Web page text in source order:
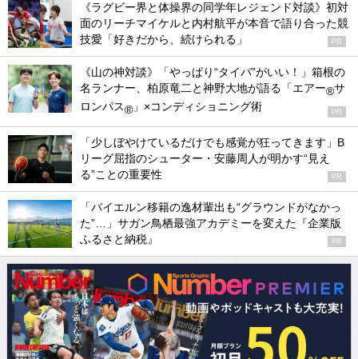
《ラグビー界と体操界の同学年レジェンド対談》初対
面のリーチマイケルと内村航平が本音で語り合った競
技愛「好きだから、続けられる」
PR
《山の神対談》「やっぱり“タイパ”がいい！」箱根の
名ランナー、柏原竜二と神野大地が語る「エアー®サ
ロンパス® 」×コンディショニング術 PR
「少しぼやけているだけでも感覚が狂ってきます」B
リーグ屈指のシューター・安藤周人が明かす“見え
る”ことの重要性
PR
「バイエルン移籍の逸材輩出も“グラウンドがなかっ
た”…」サガン鳥栖最強アカデミーを変えた『企業版
ふるさと納税』
PR